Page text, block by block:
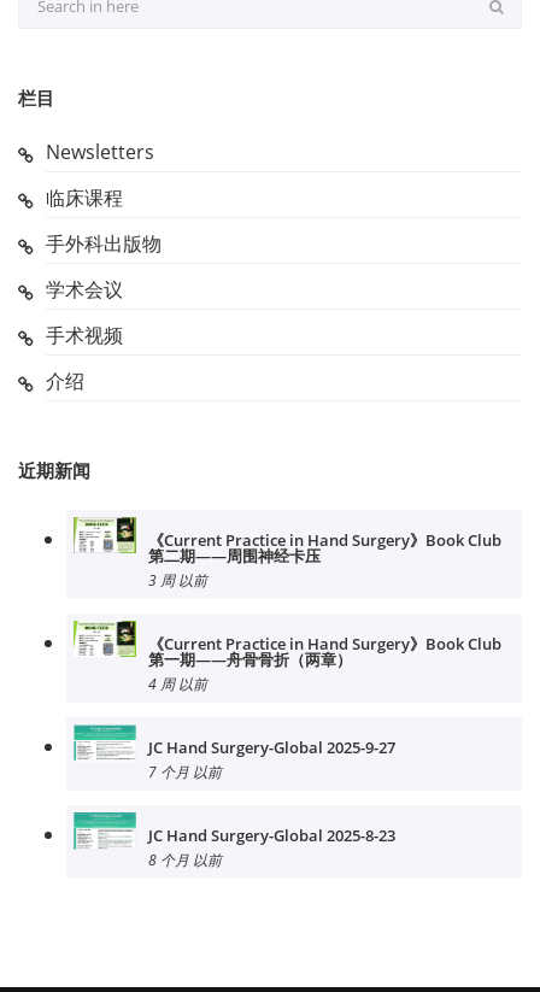
栏目
Newsletters
临床课程
手外科出版物
学术会议
手术视频
介绍
近期新闻
《Current Practice in Hand Surgery》Book Club
第二期——周围神经卡压
3 周 以前
《Current Practice in Hand Surgery》Book Club
第一期——舟骨骨折（两章）
4 周 以前
JC Hand Surgery-Global 2025-9-27
7 个月 以前
JC Hand Surgery-Global 2025-8-23
8 个月 以前